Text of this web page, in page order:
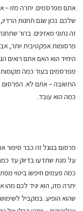
אתם מפרסמים. יתרה מזו –
שלכם. נכון שגם תחנות
זה נתוני מאזינים. ברור
פרסומות אפקטיבית יותר,
היחיד הוא האם אתם
מפרסמים בעוד כמה מקומות
התשובה – אתם לא. הפרסום
כמה הוא עובד.
פרסום בגוגל זה כבר סיפור
על מנת שתדעו בדיוק עד כמה
כמה פעמים חיפשו ביטוי
יתרה מזו, הוא יגיד לכם
שהוא הופיע. במקביל